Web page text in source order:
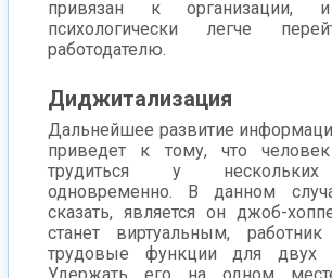
привязан к организации,
психологически легче
работодателю.
Диджитализация
Дальнейшее развитие
приведет к тому, что
трудиться у нескольких
одновременно. В данном
сказать, является он джоб-
станет виртуальным,
трудовые функции для двух